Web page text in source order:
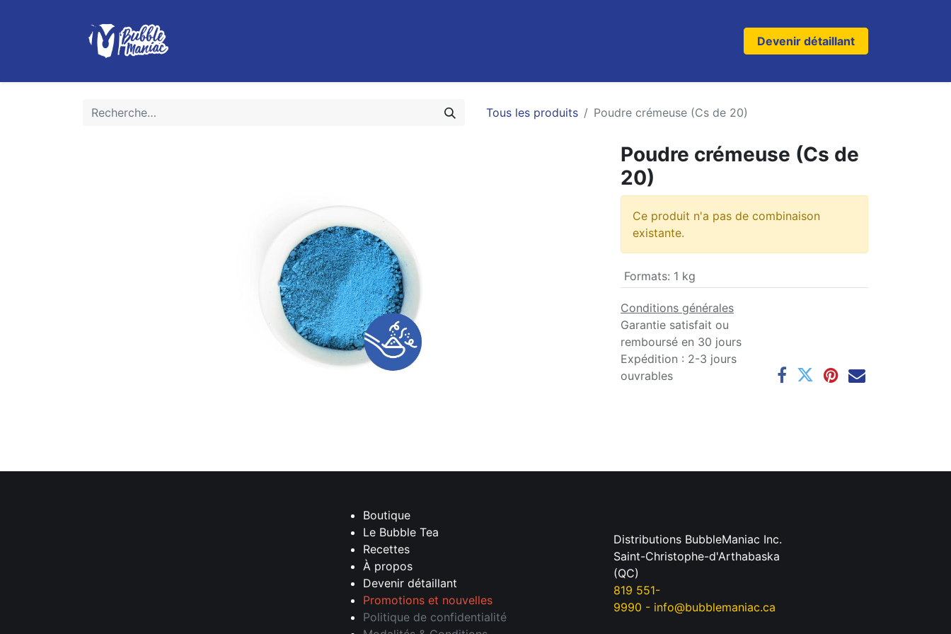
Devenir détaillant
Tous les produits Poudre crémeuse (Cs de 20)
Poudre crémeuse (Cs de
20)
Ce produit n'a pas de combinaison
existante.
Formats: 1 kg
Conditions générales
Garantie satisfait ou
remboursé en 30 jours
Expédition : 2-3 jours
ouvrables
Boutique
Le Bubble Tea
Recettes
À propos
Devenir détaillant
Promotions et nouvelles
Politique de confidentialité
Distributions BubbleManiac Inc.
Saint-Christophe-d'Arthabaska
(QC)
819 551-
9990 - info@bubblemaniac.ca